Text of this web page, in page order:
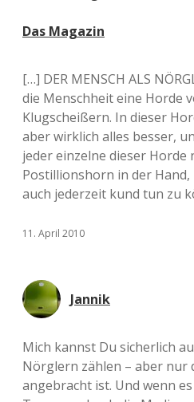
Das Magazin
[…] DER MENSCH ALS
die Menschheit eine Horde
Klugscheißern. In dieser
aber wirklich alles besser,
jeder einzelne dieser Horde
Postillionshorn in der Hand,
auch jederzeit kund tun zu
11. April 2010
Jannik
Mich kannst Du sicherlich
Nörglern zählen – aber nur
angebracht ist. Und wenn